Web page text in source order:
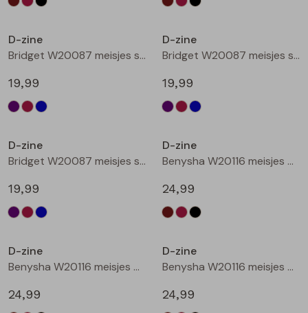
D-zine
Bridget W20087 meisjes sweatshirt Cyclaam
19,99
D-zine
Bridget W20087 meisjes sweatshirt Wijnrood
19,99
D-zine
Bridget W20087 meisjes sweatshirt Raf
19,99
D-zine
Benysha W20116 meisjes bermuda Bruin donker
24,99
D-zine
Benysha W20116 meisjes bermuda Wijnrood
24,99
D-zine
Benysha W20116 meisjes bermuda Zwart
24,99